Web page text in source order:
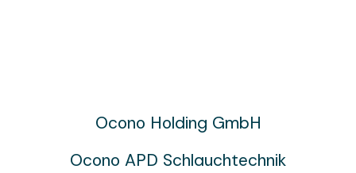
Ocono Holding GmbH
Ocono APD Schlauchtechnik